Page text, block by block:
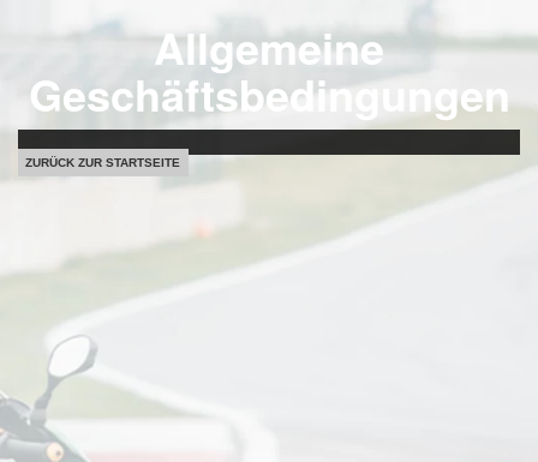
Allgemeine
Geschäftsbedingungen
ZURÜCK ZUR STARTSEITE